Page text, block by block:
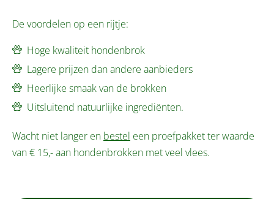
De voordelen op een rijtje:
Hoge kwaliteit hondenbrok
Lagere prijzen dan andere aanbieders
Heerlijke smaak van de brokken
Uitsluitend natuurlijke ingrediënten.
Wacht niet langer en bestel een proefpakket ter waarde
van € 15,- aan hondenbrokken met veel vlees.